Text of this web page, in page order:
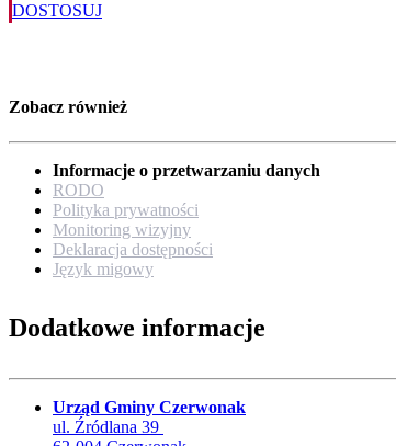
DOSTOSUJ
Zobacz również
Informacje o przetwarzaniu danych
RODO
Polityka prywatności
Monitoring wizyjny
Deklaracja dostępności
Język migowy
Dodatkowe informacje
Urząd Gminy Czerwonak
ul. Źródlana 39